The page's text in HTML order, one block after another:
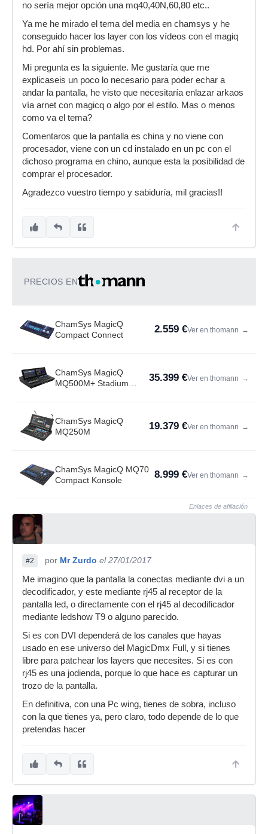
no sería mejor opción una mq40,40N,60,80 etc..
Ya me he mirado el tema del media en chamsys y he
conseguido hacer los layer con los vídeos con el magiq
hd. Por ahí sin problemas.
Mi pregunta es la siguiente. Me gustaría que me
explicaseis un poco lo necesario para poder echar a
andar la pantalla, he visto que necesitaría enlazar arkaos
vía arnet con magicq o algo por el estilo. Mas o menos
como va el tema?
Comentaros que la pantalla es china y no viene con
procesador, viene con un cd instalado en un pc con el
dichoso programa en chino, aunque esta la posibilidad de
comprar el procesador.
Agradezco vuestro tiempo y sabiduría, mil gracias!!
PRECIOS EN
ChamSys MagicQ
Compact Connect
2.559 €Ver en thomann →
ChamSys MagicQ
MQ500M+ Stadium
35.399 €Ver en thomann →
ChamSys MagicQ
MQ250M
19.379 €Ver en thomann →
ChamSys MagicQ MQ70
Compact Konsole
8.999 €Ver en thomann →
Enlaces de afiliación
#2 por Mr Zurdo el 27/01/2017
Me imagino que la pantalla la conectas mediante dvi a un
decodificador, y este mediante rj45 al receptor de la
pantalla led, o directamente con el rj45 al decodificador
mediante ledshow T9 o alguno parecido.
Si es con DVI dependerá de los canales que hayas
usado en ese universo del MagicDmx Full, y si tienes
libre para patchear los layers que necesites. Si es con
rj45 es una jodienda, porque lo que hace es capturar un
trozo de la pantalla.
En definitiva, con una Pc wing, tienes de sobra, incluso
con la que tienes ya, pero claro, todo depende de lo que
pretendas hacer